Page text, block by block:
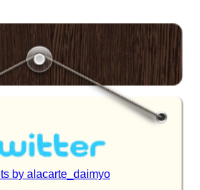
by alacarte_daimyo